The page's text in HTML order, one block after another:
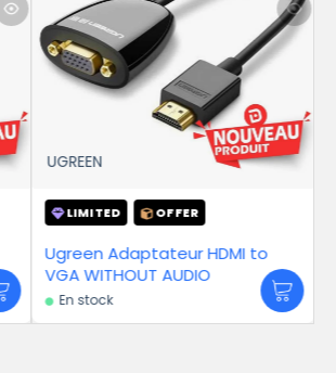
OFFER
Adaptateur HDMI to
AUDIO
UGREEN
UGREEN
6-en-1
100W)
En stock